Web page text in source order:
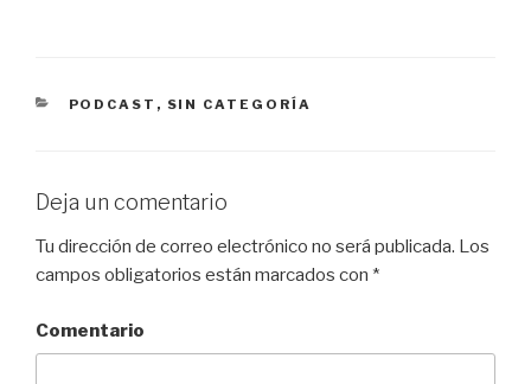
CATEGORÍAS
PODCAST , SIN CATEGORÍA
Deja un comentario
Tu dirección de correo electrónico no será publicada. Los
campos obligatorios están marcados con *
Comentario